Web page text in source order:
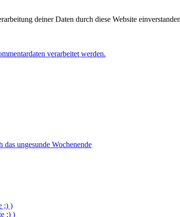
deiner Daten durch diese Website
verarbeitet werden.
ungesunde Wochenende
;) )
;) )